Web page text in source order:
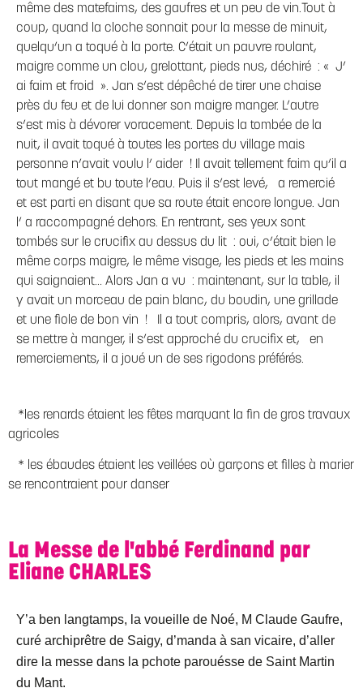
même des matefaims, des gaufres et un peu de vin.Tout à
coup, quand la cloche sonnait pour la messe de minuit,
quelqu’un a toqué à la porte. C’était un pauvre roulant,
maigre comme un clou, grelottant, pieds nus, déchiré : « J’
ai faim et froid ». Jan s’est dépêché de tirer une chaise
près du feu et de lui donner son maigre manger. L’autre
s’est mis à dévorer voracement. Depuis la tombée de la
nuit, il avait toqué à toutes les portes du village mais
personne n’avait voulu l’ aider ! Il avait tellement faim qu’il a
tout mangé et bu toute l’eau. Puis il s’est levé, a remercié
et est parti en disant que sa route était encore longue. Jan
l’ a raccompagné dehors. En rentrant, ses yeux sont
tombés sur le crucifix au dessus du lit : oui, c’était bien le
même corps maigre, le même visage, les pieds et les mains
qui saignaient… Alors Jan a vu : maintenant, sur la table, il
y avait un morceau de pain blanc, du boudin, une grillade
et une fiole de bon vin ! Il a tout compris, alors, avant de
se mettre à manger, il s’est approché du crucifix et, en
remerciements, il a joué un de ses rigodons préférés.
*les renards étaient les fêtes marquant la fin de gros travaux
agricoles
* les ébaudes étaient les veillées où garçons et filles à marier
se rencontraient pour danser
La Messe de l'abbé Ferdinand par
Eliane CHARLES
Y’a ben langtamps, la voueille de Noé, M Claude Gaufre,
curé archiprêtre de Saigy, d’manda à san vicaire, d’aller
dire la messe dans la pchote parouésse de Saint Martin
du Mant.